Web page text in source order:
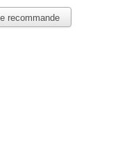
recommande